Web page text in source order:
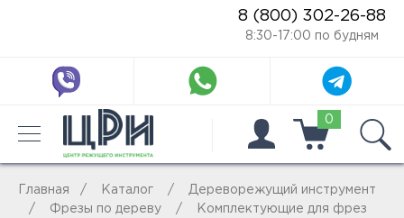
8 (800) 302-26-88
8:30-17:00 по будням
0
Главная Каталог
Дереворежущий инструмент
Фрезы по дереву
Комплектующие для фрез